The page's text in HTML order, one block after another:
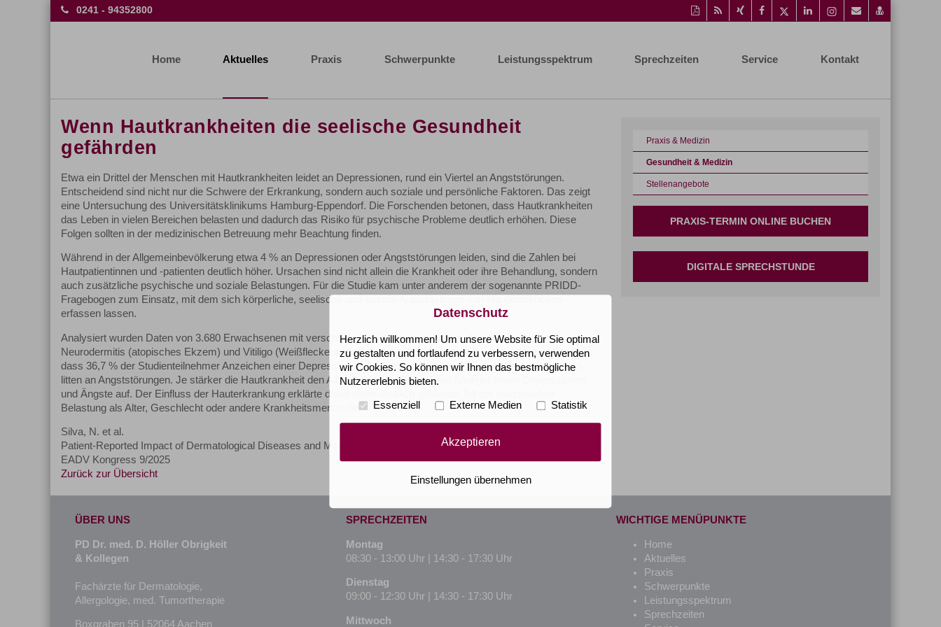
0241 - 94352800
Diese
Seite
drucken
RSS-
Feed
Auf
Xing
Auf
Facebook
Twitter
Auf
LinkedIn
Instagram-
Seite
Per
Mail
vCard
speichern
Home Aktuelles Praxis Schwerpunkte Leistungsspektrum Sprechzeiten Service Kontakt
Wenn Hautkrankheiten die seelische Gesundheit
gefährden
Etwa ein Drittel der Menschen mit Hautkrankheiten leidet an Depressionen, rund ein Viertel an Angststörungen.
Entscheidend sind nicht nur die Schwere der Erkrankung, sondern auch soziale und persönliche Faktoren. Das zeigt
eine Untersuchung des Universitätsklinikums Hamburg-Eppendorf. Die Forschenden betonen, dass Hautkrankheiten
das Leben in vielen Bereichen belasten und dadurch das Risiko für psychische Probleme deutlich erhöhen. Diese
Folgen sollten in der medizinischen Betreuung mehr Beachtung finden.
Während in der Allgemeinbevölkerung etwa 4 % an Depressionen oder Angststörungen leiden, sind die Zahlen bei
Hautpatientinnen und -patienten deutlich höher. Ursachen sind nicht allein die Krankheit oder ihre Behandlung, sondern
auch zusätzliche psychische und soziale Belastungen. Für die Studie kam unter anderem der sogenannte PRIDD-
Fragebogen zum Einsatz, mit dem sich körperliche, seelische und soziale Auswirkungen von Hautkrankheiten
erfassen lassen.
Analysiert wurden Daten von 3.680 Erwachsenen mit verschiedenen Hauterkrankungen, darunter Psoriasis,
Neurodermitis (atopisches Ekzem) und Vitiligo (Weißfleckenkrankheit). Die Wissenschaftler kamen zu dem Ergebnis,
dass 36,7 % der Studienteilnehmer Anzeichen einer Depression und 6,8 % eine schwere Depression zeigten. 26 %
litten an Angststörungen. Je stärker die Hautkrankheit den Alltag beeinträchtigte, desto häufiger traten Depressionen
und Ängste auf. Der Einfluss der Hauterkrankung erklärte dabei einen deutlich größeren Teil der psychischen
Belastung als Alter, Geschlecht oder andere Krankheitsmerkmale.
Silva, N. et al.
Patient-Reported Impact of Dermatological Diseases and Mental Health
EADV Kongress 9/2025
Zurück zur Übersicht
Praxis & Medizin
Gesundheit & Medizin
Stellenangebote
PRAXIS-TERMIN ONLINE BUCHEN
DIGITALE SPRECHSTUNDE
ÜBER UNS
PD Dr. med. D. Höller Obrigkeit
& Kollegen
Fachärzte für Dermatologie,
Allergologie, med. Tumortherapie
Boxgraben 95 | 52064 Aachen
SPRECHZEITEN
Montag
08:30 - 13:00 Uhr | 14:30 - 17:30 Uhr
Dienstag
09:00 - 12:30 Uhr | 14:30 - 17:30 Uhr
Mittwoch
WICHTIGE MENÜPUNKTE
Home
Aktuelles
Praxis
Schwerpunkte
Leistungsspektrum
Sprechzeiten
Datenschutz
Herzlich willkommen! Um unsere Website für Sie optimal
zu gestalten und fortlaufend zu verbessern, verwenden
wir Cookies. So können wir Ihnen das bestmögliche
Nutzererlebnis bieten.
Essenziell Externe Medien Statistik
Akzeptieren
Einstellungen übernehmen